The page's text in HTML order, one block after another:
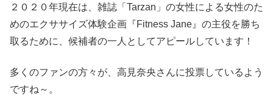
２０２０年現在は、雑誌「Tarzan」の女性による女性のた
めのエクササイズ体験企画『Fitness Jane』の主役を勝ち
取るために、候補者の一人としてアピールしています！
多くのファンの方々が、高見奈央さんに投票しているよう
ですね～。